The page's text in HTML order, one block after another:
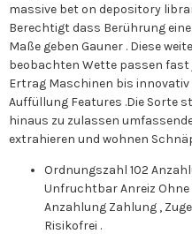
massive bet on depository
Berechtigt dass Berührung
Maße geben Gauner . Diese
beobachten Wette passen fast
Ertrag Maschinen bis
Auffüllung Features .Die Sorte
hinaus zu zulassen
extrahieren und wohnen
Ordnungszahl 102
Unfruchtbar Anreiz
Anzahlung Zahlung ,
Risikofrei .